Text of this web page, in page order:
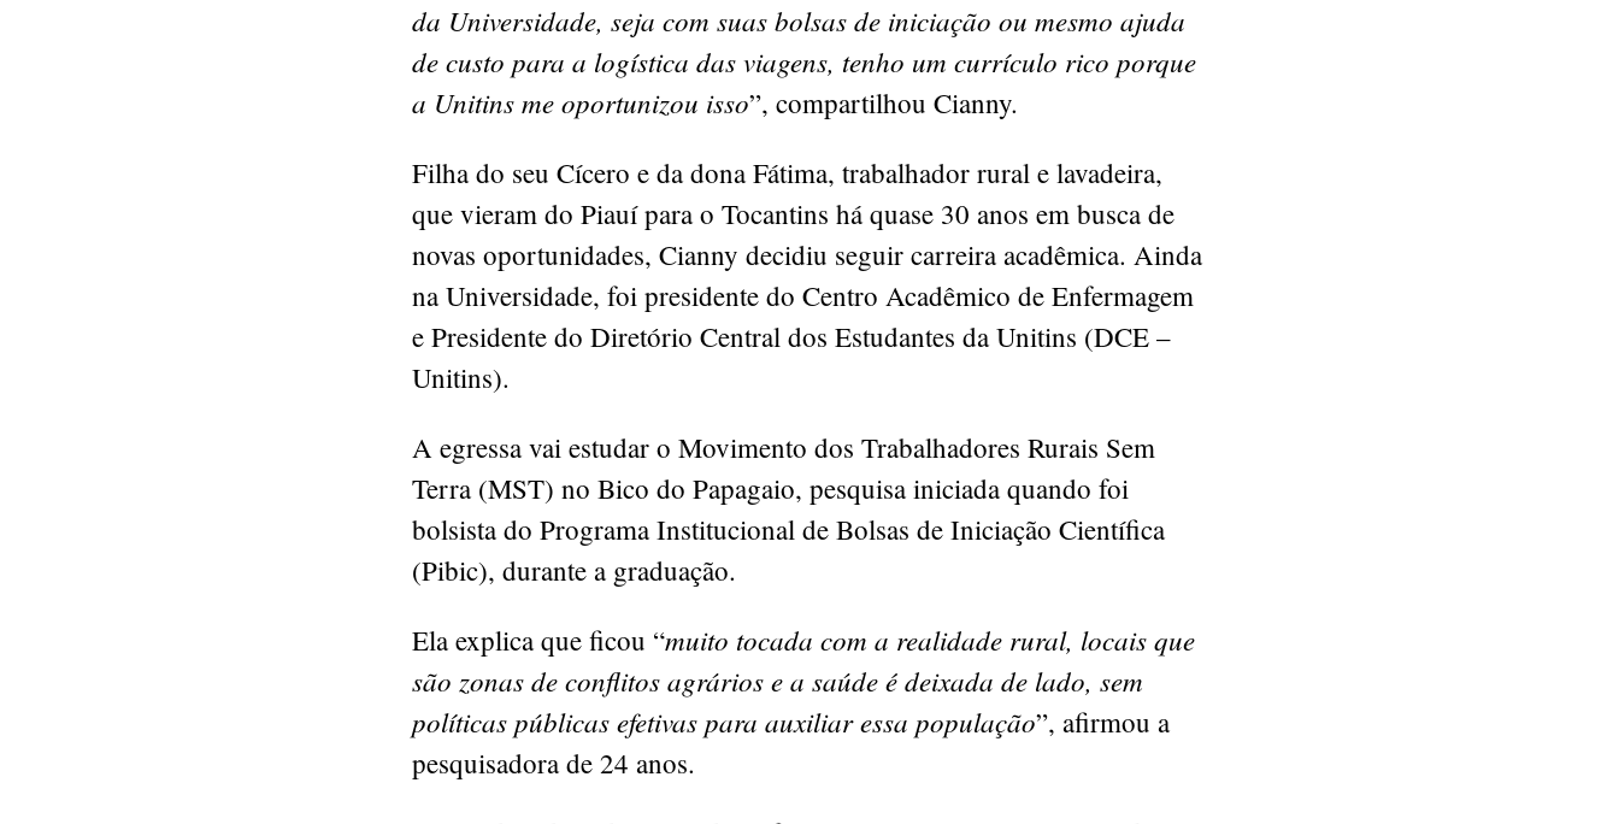
da Universidade, seja com suas bolsas de iniciação ou mesmo ajuda
de custo para a logística das viagens, tenho um currículo rico porque
a Unitins me oportunizou isso”, compartilhou Cianny.
Filha do seu Cícero e da dona Fátima, trabalhador rural e lavadeira,
que vieram do Piauí para o Tocantins há quase 30 anos em busca de
novas oportunidades, Cianny decidiu seguir carreira acadêmica. Ainda
na Universidade, foi presidente do Centro Acadêmico de Enfermagem
e Presidente do Diretório Central dos Estudantes da Unitins (DCE –
Unitins).
A egressa vai estudar o Movimento dos Trabalhadores Rurais Sem
Terra (MST) no Bico do Papagaio, pesquisa iniciada quando foi
bolsista do Programa Institucional de Bolsas de Iniciação Científica
(Pibic), durante a graduação.
Ela explica que ficou “muito tocada com a realidade rural, locais que
são zonas de conflitos agrários e a saúde é deixada de lado, sem
políticas públicas efetivas para auxiliar essa população”, afirmou a
pesquisadora de 24 anos.